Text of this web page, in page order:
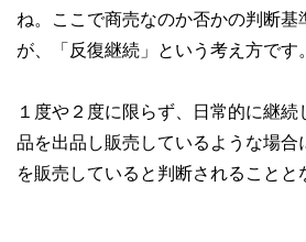
ね。ここで商売なのか否かの判断基
が、「反復継続」という考え方です。
１度や２度に限らず、日常的に継
品を出品し販売しているような場合
を販売していると判断されることと